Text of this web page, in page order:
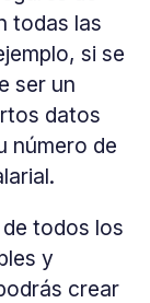
todas las
si se
ser un
datos
número de
todos los
y
crear